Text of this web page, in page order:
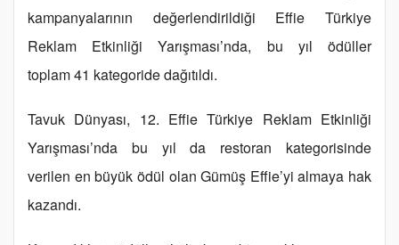
kampanyalarının değerlendirildiği Effie Türkiye
Reklam Etkinliği Yarışması’nda, bu yıl ödüller
toplam 41 kategoride dağıtıldı.
Tavuk Dünyası, 12. Effie Türkiye Reklam Etkinliği
Yarışması’nda bu yıl da restoran kategorisinde
verilen en büyük ödül olan Gümüş Effie’yi almaya hak
kazandı.